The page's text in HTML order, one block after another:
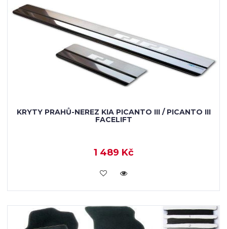
KRYTY PRAHŮ-NEREZ KIA PICANTO III / PICANTO III
FACELIFT
1 489 Kč
KOUPIT